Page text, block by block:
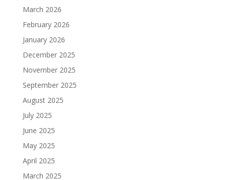
March 2026
February 2026
January 2026
December 2025
November 2025
September 2025
August 2025
July 2025
June 2025
May 2025
April 2025
March 2025